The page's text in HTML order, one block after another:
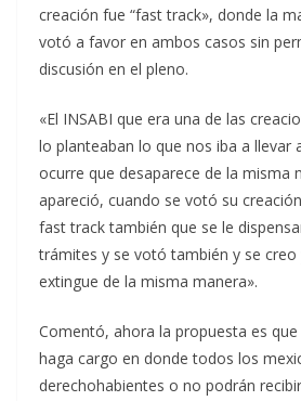
creación fue “fast track», donde la
votó a favor en ambos casos sin
discusión en el pleno.
«El INSABI que era una de las
lo planteaban lo que nos iba a llevar
ocurre que desaparece de la misma
apareció, cuando se votó su
fast track también que se le
trámites y se votó también y se creo
extingue de la misma manera».
Comentó, ahora la propuesta es que
haga cargo en donde todos los
derechohabientes o no podrán